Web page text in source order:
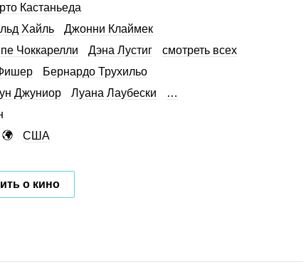
Кастаньеда
Хайль
Джонни Клаймек
Чоккарелли
Дэна Лустиг
смотреть всех
Бернардо Трухильо
Джуниор
Луана Лаубески
…
США
о кино